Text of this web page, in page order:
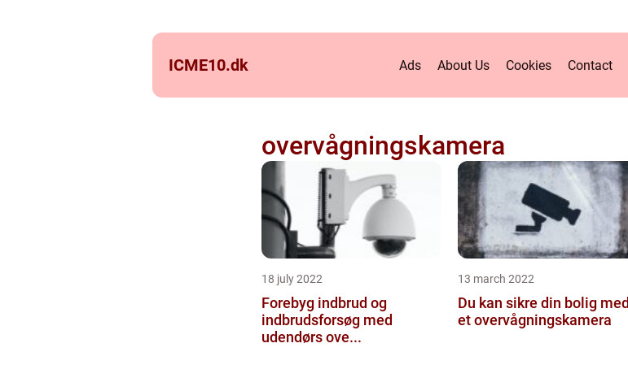
ICME10.dk Ads About Us Cookies Contact
overvågningskamera
18 july 2022
Forebyg indbrud og
indbrudsforsøg med
udendørs ove...
13 march 2022
Du kan sikre din bolig med
et overvågningskamera